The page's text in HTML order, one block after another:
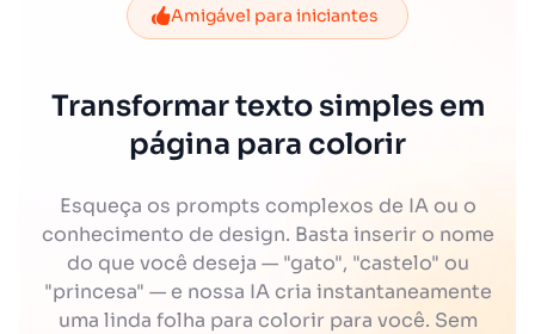
Amigável para iniciantes
Transformar texto simples em
página para colorir
Esqueça os prompts complexos de IA ou o
conhecimento de design. Basta inserir o nome
do que você deseja — "gato", "castelo" ou
"princesa" — e nossa IA cria instantaneamente
uma linda folha para colorir para você. Sem